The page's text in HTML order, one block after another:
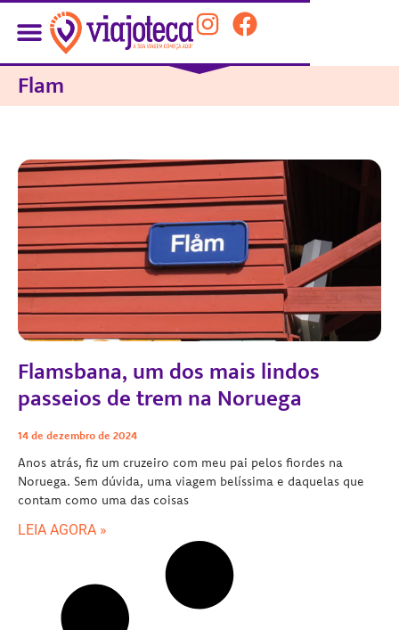
Flam
Flamsbana, um dos mais lindos
passeios de trem na Noruega
14 de dezembro de 2024
Anos atrás, fiz um cruzeiro com meu pai pelos fiordes na
Noruega. Sem dúvida, uma viagem belíssima e daquelas que
contam como uma das coisas
LEIA AGORA »